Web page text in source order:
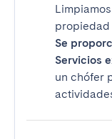
propiedad
Se
Servicios
un chófer